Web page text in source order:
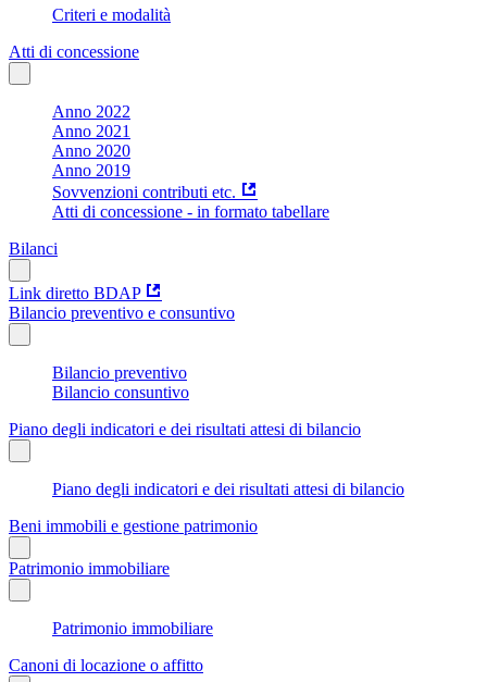
Criteri e modalità
Atti di concessione
Anno 2022
Anno 2021
Anno 2020
Anno 2019
Sovvenzioni contributi etc.
Atti di concessione - in formato tabellare
Bilanci
Link diretto BDAP
Bilancio preventivo e consuntivo
Bilancio preventivo
Bilancio consuntivo
Piano degli indicatori e dei risultati attesi di bilancio
Piano degli indicatori e dei risultati attesi di bilancio
Beni immobili e gestione patrimonio
Patrimonio immobiliare
Patrimonio immobiliare
Canoni di locazione o affitto